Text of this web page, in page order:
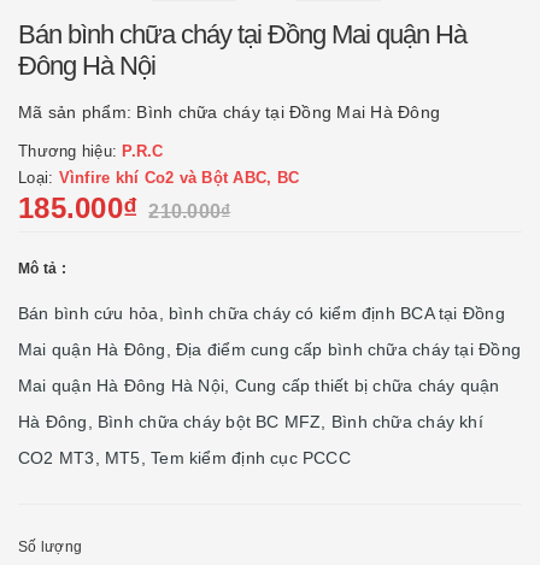
Bán bình chữa cháy tại Đồng Mai quận Hà
Đông Hà Nội
Mã sản phẩm: Bình chữa cháy tại Đồng Mai Hà Đông
Thương hiệu: P.R.C
Loại: Vìnfire khí Co2 và Bột ABC, BC
185.000₫ 210.000₫
Mô tả :
Bán bình cứu hỏa, bình chữa cháy có kiểm định BCA tại Đồng
Mai quận Hà Đông, Địa điểm cung cấp bình chữa cháy tại Đồng
Mai quận Hà Đông Hà Nội, Cung cấp thiết bị chữa cháy quận
Hà Đông, Bình chữa cháy bột BC MFZ, Bình chữa cháy khí
CO2 MT3, MT5, Tem kiểm định cục PCCC
Số lượng